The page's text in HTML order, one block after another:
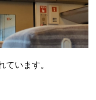
います。